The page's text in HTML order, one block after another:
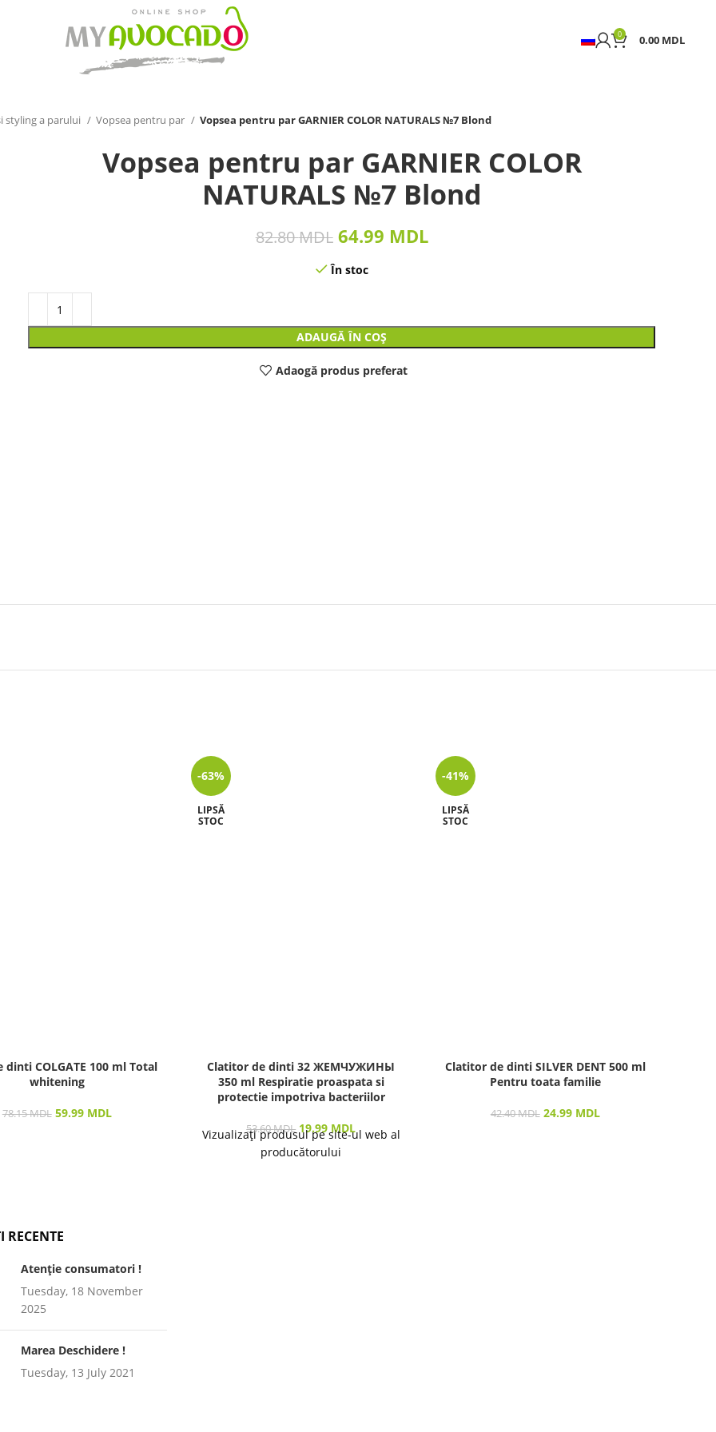
0 0.00 MDL
styling a parului Vopsea pentru par Vopsea pentru par GARNIER COLOR NATURALS №7 Blond
Vopsea pentru par GARNIER COLOR
NATURALS №7 Blond
82.80MDL 64.99 MDL
În stoc
ADAUGĂ ÎN COȘ
Adaogă produs preferat
dinti COLGATE 100 ml Total
whitening
78.15MDL 59.99 MDL
-63%
LIPSĂ
STOC
Clatitor de dinti 32 ЖЕМЧУЖИНЫ
350 ml Respiratie proaspata si
protectie impotriva bacteriilor
53.60MDL 19.99 MDL
Vizualizați produsul pe site-ul web al
producătorului
-41%
LIPSĂ
STOC
Clatitor de dinti SILVER DENT 500 ml
Pentru toata familie
42.40MDL 24.99 MDL
RECENTE
Atenție consumatori !
Tuesday, 18 November
2025
Marea Deschidere !
Tuesday, 13 July 2021